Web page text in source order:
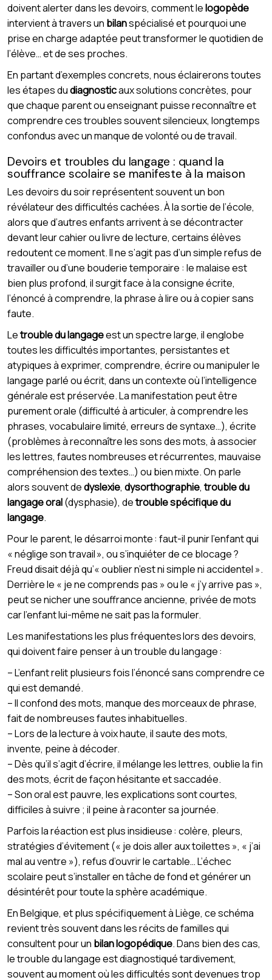
doivent alerter dans les devoirs, comment lelogopède
intervient à travers un bilanspécialisé et pourquoi une
prise en charge adaptée peut transformer le quotidien de
l’élève… et de ses proches.
En partant d’exemples concrets, nous éclairerons toutes
les étapes dudiagnosticaux solutions concrètes, pour
que chaque parent ou enseignant puisse reconnaître et
comprendre ces troubles souvent silencieux, longtemps
confondus avec un manque de volonté ou de travail.
Devoirs et troubles du langage : quand la
souffrance scolaire se manifeste à la maison
Les devoirs du soir représentent souvent un bon
révélateur des difficultés cachées. À la sortie de l’école,
alors que d’autres enfants arrivent à se décontracter
devant leur cahier ou livre de lecture, certains élèves
redoutent ce moment. Il ne s’agit pas d’un simple refus de
travailler ou d’une bouderie temporaire : le malaise est
bien plus profond, il surgit face à la consigne écrite,
l’énoncé à comprendre, la phrase à lire ou à copier sans
faute.
Letrouble du langageest un spectre large, il englobe
toutes les difficultés importantes, persistantes et
atypiques à exprimer, comprendre, écrire ou manipuler le
langage parlé ou écrit, dans un contexte où l’intelligence
générale est préservée. La manifestation peut être
purement orale (difficulté à articuler, à comprendre les
phrases, vocabulaire limité, erreurs de syntaxe…), écrite
(problèmes à reconnaître les sons des mots, à associer
les lettres, fautes nombreuses et récurrentes, mauvaise
compréhension des textes…) ou bien mixte. On parle
alors souvent dedyslexie, dysorthographie,trouble du
langage oral(dysphasie), detrouble spécifique du
langage.
Pour le parent, le désarroi monte : faut-il punir l’enfant qui
« néglige son travail », ou s’inquiéter de ce blocage ?
Freud disait déjà qu’« oublier n’est ni simple ni accidentel ».
Derrière le « je ne comprends pas » ou le « j’y arrive pas »,
peut se nicher une souffrance ancienne, privée de mots
car l’enfant lui-même ne sait pas la formuler.
Les manifestations les plus fréquentes lors des devoirs,
qui doivent faire penser à un trouble du langage :
– L’enfant relit plusieurs fois l’énoncé sans comprendre ce
qui est demandé.
– Il confond des mots, manque des morceaux de phrase,
fait de nombreuses fautes inhabituelles.
– Lors de la lecture à voix haute, il saute des mots,
invente, peine à décoder.
– Dès qu’il s’agit d’écrire, il mélange les lettres, oublie la fin
des mots, écrit de façon hésitante et saccadée.
– Son oral est pauvre, les explications sont courtes,
difficiles à suivre ; il peine à raconter sa journée.
Parfois la réaction est plus insidieuse : colère, pleurs,
stratégies d’évitement (« je dois aller aux toilettes », « j’ai
mal au ventre »), refus d’ouvrir le cartable… L’échec
scolaire peut s’installer en tâche de fond et générer un
désintérêt pour toute la sphère académique.
En Belgique, et plus spécifiquement à Liège, ce schéma
revient très souvent dans les récits de familles qui
consultent pour un bilan logopédique. Dans bien des cas,
le trouble du langage est diagnostiqué tardivement,
souvent au moment où les difficultés sont devenues trop